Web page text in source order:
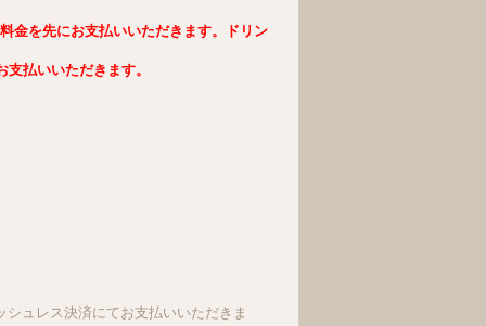
金を先にお支払いいただきます。ドリン
払いいただきます。
ュレス決済にてお支払いいただきま